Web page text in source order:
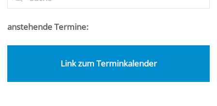
anstehende Termine:
Link zum Terminkalender